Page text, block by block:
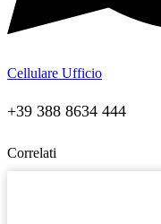
Cellulare Ufficio
+39 388 8634 444
Correlati